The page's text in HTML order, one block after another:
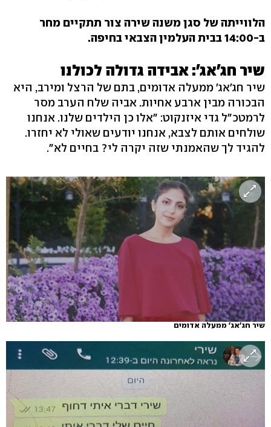
הלווייתה של סגן משנה שירה צור תתקיים מחר
ב-14:00 בבית העלמין הצבאי בחיפה.
שיר חג'אג': אבידה גדולה לכולנו
שיר חג'אג' ממעלה אדומים, בתם של הרצל ומירב, היא
הבכורה מבין ארבע אחיות. אביה שלח הערב מסר
לרמטכ"ל גדי איזנקוט: "אלו כן הילדים שלנו. אנחנו
שולחים אותם לצבא, אנחנו יודעים שאולי לא יחזרו.
להגיד לך שהאמנתי שזה יקרה לי? בחיים לא".
שיר חג'אג' ממעלה אדומים